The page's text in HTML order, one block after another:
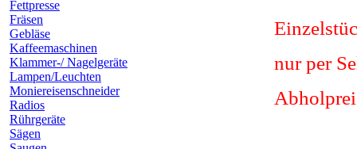
Fettpresse
Fräsen
Gebläse
Kaffeemaschinen
Klammer-/ Nagelgeräte
Lampen/Leuchten
Moniereisenschneider
Radios
Rührgeräte
Sägen
nur per